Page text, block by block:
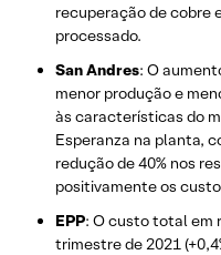
recuperação de cobre
processado.
San Andres: O
menor produção e
às características do
Esperanza na planta,
redução de 40% nos
positivamente os
EPP: O custo total em
trimestre de 2021